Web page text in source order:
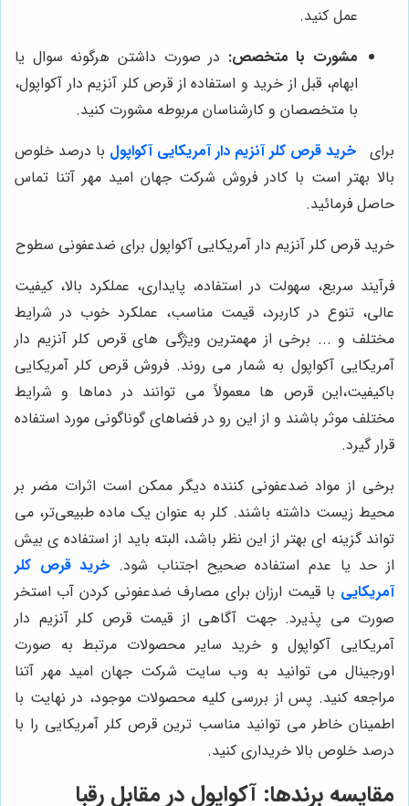
عمل کنید.
مشورت با متخصص: در صورت داشتن هرگونه سوال یا
ابهام، قبل از خرید و استفاده از قرص کلر آنزیم دار آکواپول،
با متخصصان و کارشناسان مربوطه مشورت کنید.
برای خرید قرص کلر آنزیم دار آمریکایی آکواپول با درصد خلوص
بالا بهتر است با کادر فروش شرکت جهان امید مهر آتنا تماس
حاصل فرمائید.
خرید قرص کلر آنزیم دار آمریکایی آکواپول برای ضدعفونی سطوح
فرآیند سریع، سهولت در استفاده، پایداری، عملکرد بالا، کیفیت
عالی، تنوع در کاربرد، قیمت مناسب، عملکرد خوب در شرایط
مختلف و ... برخی از مهمترین ویژگی های قرص کلر آنزیم دار
آمریکایی آکواپول به شمار می روند. فروش قرص کلر آمریکایی
باکیفیت،این قرص ها معمولاً می توانند در دماها و شرایط
مختلف موثر باشند و از این رو در فضاهای گوناگونی مورد استفاده
قرار گیرد.
برخی از مواد ضدعفونی کننده دیگر ممکن است اثرات مضر بر
محیط زیست داشته باشند. کلر به عنوان یک ماده طبیعی‌تر، می
تواند گزینه ای بهتر از این نظر باشد، البته باید از استفاده ی بیش
از حد یا عدم استفاده صحیح اجتناب شود. خرید قرص کلر
آمریکایی با قیمت ارزان برای مصارف ضدعفونی کردن آب استخر
صورت می پذیرد. جهت آگاهی از قیمت قرص کلر آنزیم دار
آمریکایی آکواپول و خرید سایر محصولات مرتبط به صورت
اورجینال می توانید به وب سایت شرکت جهان امید مهر آتنا
مراجعه کنید. پس از بررسی کلیه محصولات موجود، در نهایت با
اطمینان خاطر می توانید مناسب ترین قرص کلر آمریکایی را با
درصد خلوص بالا خریداری کنید.
مقایسه برندها: آکواپول در مقابل رقبا